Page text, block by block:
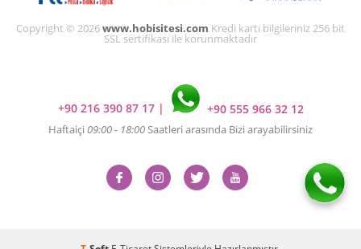
Copyright © 2026www.hobisitesi.com Kredi kartı bilgileriniz 256 bit
SSL sertifikası ile korunmaktadır
+90 216 390 87 17 | +90 555 966 32 12
Haftaiçi 09:00 - 18:00 Saatleri arasında Bizi arayabilirsiniz